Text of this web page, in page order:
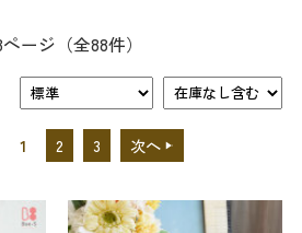
ージ （全88件）
1 2 3 次へ